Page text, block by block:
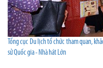
Tổng cục Du lịch tổ chức tham quan,
sử Quốc gia - Nhà hát Lớn